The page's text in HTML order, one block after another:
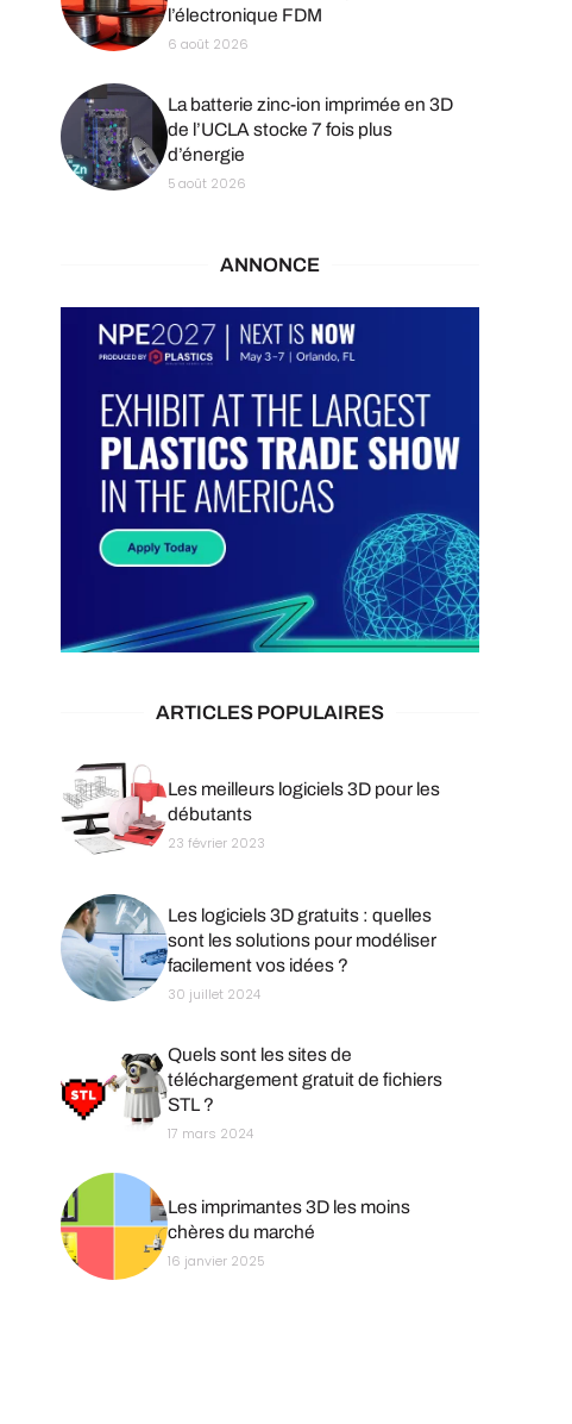
l’électronique FDM
6 août 2026
La batterie zinc-ion imprimée en 3D
de l’UCLA stocke 7 fois plus
d’énergie
5 août 2026
ANNONCE
ARTICLES POPULAIRES
Les meilleurs logiciels 3D pour les
débutants
23 février 2023
Les logiciels 3D gratuits : quelles
sont les solutions pour modéliser
facilement vos idées ?
30 juillet 2024
Quels sont les sites de
téléchargement gratuit de fichiers
STL ?
17 mars 2024
Les imprimantes 3D les moins
chères du marché
16 janvier 2025